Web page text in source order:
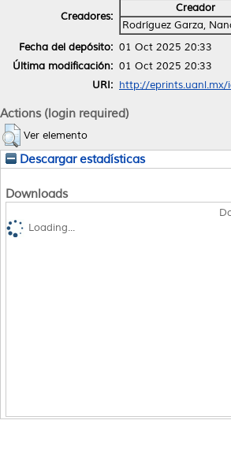
Creadores:
Creador
Rodríguez Garza,
Fecha del depósito: 01 Oct 2025 20:33
Última modificación: 01 Oct 2025 20:33
URI: http://
Actions (login required)
Ver elemento
Descargar estadísticas
Downloads
Loading...